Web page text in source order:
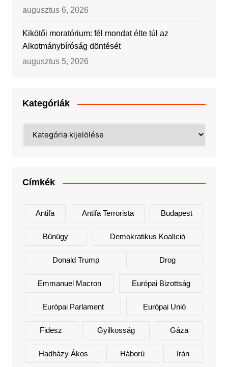
augusztus 6, 2026
Kikötői moratórium: fél mondat élte túl az
Alkotmánybíróság döntését
augusztus 5, 2026
Kategóriák
Címkék
Antifa Antifa Terrorista Budapest
Bűnügy Demokratikus Koalíció
Donald Trump Drog
Emmanuel Macron Európai Bizottság
Európai Parlament Európai Unió
Fidesz Gyilkosság Gáza
Hadházy Ákos Háború Irán